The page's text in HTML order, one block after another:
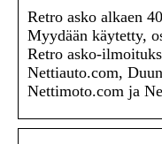
Retro asko alkaen
Myydään käytetty,
Retro asko-
Nettiauto.com,
Nettimoto.com ja